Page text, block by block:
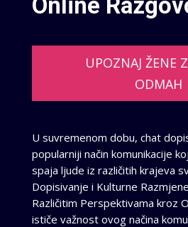
UPOZNAJ ŽENE
ODMAH
U suvremenom dobu, chat
popularniji način komunikacije
spaja ljude iz različitih krajeva
Dopisivanje i Kulturne
Različitim Perspektivama kroz
ističe važnost ovog načina